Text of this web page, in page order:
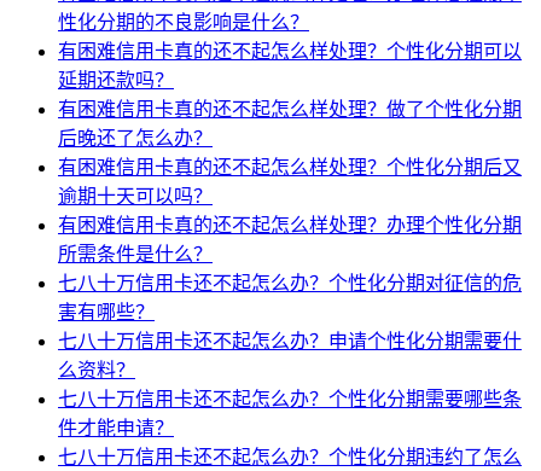
性化分期的不良影响是什么？
有困难信用卡真的还不起怎么样处理？个性化分期可以
延期还款吗？
有困难信用卡真的还不起怎么样处理？做了个性化分期
后晚还了怎么办？
有困难信用卡真的还不起怎么样处理？个性化分期后又
逾期十天可以吗？
有困难信用卡真的还不起怎么样处理？办理个性化分期
所需条件是什么？
七八十万信用卡还不起怎么办？个性化分期对征信的危
害有哪些？
七八十万信用卡还不起怎么办？申请个性化分期需要什
么资料？
七八十万信用卡还不起怎么办？个性化分期需要哪些条
件才能申请？
七八十万信用卡还不起怎么办？个性化分期违约了怎么